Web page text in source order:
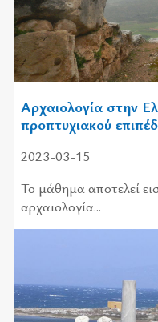
Αρχαιολογία στην
προπτυχιακού
2023-03-15
Το μάθημα αποτελεί
αρχαιολογία...